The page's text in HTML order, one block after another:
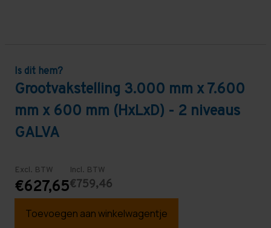
Is dit hem?
Grootvakstelling 3.000 mm x 7.600
mm x 600 mm (HxLxD) - 2 niveaus
GALVA
Excl. BTW
€627,65
Incl. BTW
€759,46
Toevoegen aan winkelwagentje